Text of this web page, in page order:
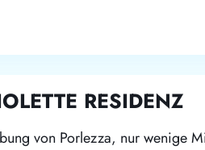
RESIDENZ
von Porlezza, nur wenige